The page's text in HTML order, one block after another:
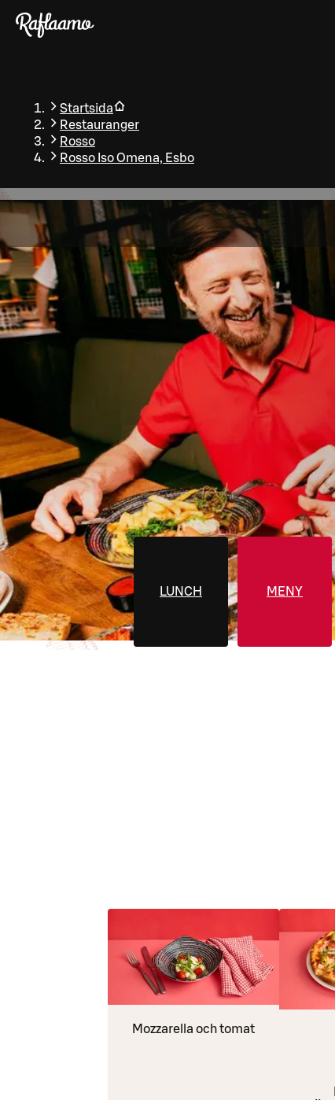
Gå till huvudinnehållet
Startsida
Restauranger
Rosso
Rosso Iso Omena, Esbo
LUNCH MENY
Mozzarella och tomat